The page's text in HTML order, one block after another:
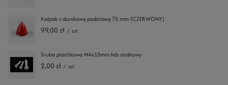
Kołpak z duralową podstawą 75 mm (CZERWONY)
99,00 zł / szt.
Śruba plastikowa M4x15mm łeb stożkowy
2,00 zł / szt.